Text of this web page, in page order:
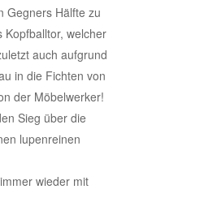
Gegners Hälfte zu
welcher
auch aufgrund
in die Fichten von
der Möbelwerker!
Sieg über die
lupenreinen
wieder mit